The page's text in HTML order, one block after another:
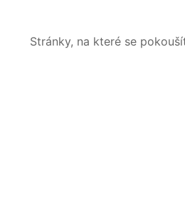
Stránky, na které se